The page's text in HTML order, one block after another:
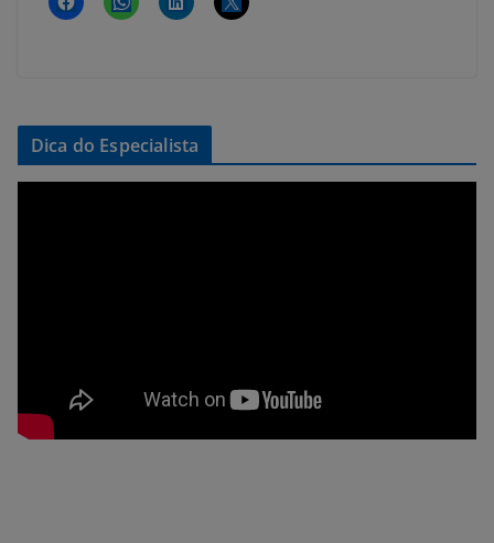
Dica do Especialista